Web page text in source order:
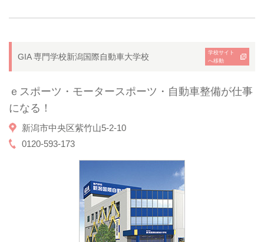
GIA 専門学校新潟国際自動車大学校
学校サイト
へ移動
ｅスポーツ・モータースポーツ・自動車整備が仕事
になる！
新潟市中央区紫竹山5-2-10
0120-593-173